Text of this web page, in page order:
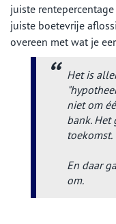
juiste
juiste boetevrije
overeen met wat je
Het is
niet om
bank. Het
toekomst.
En daar
om.